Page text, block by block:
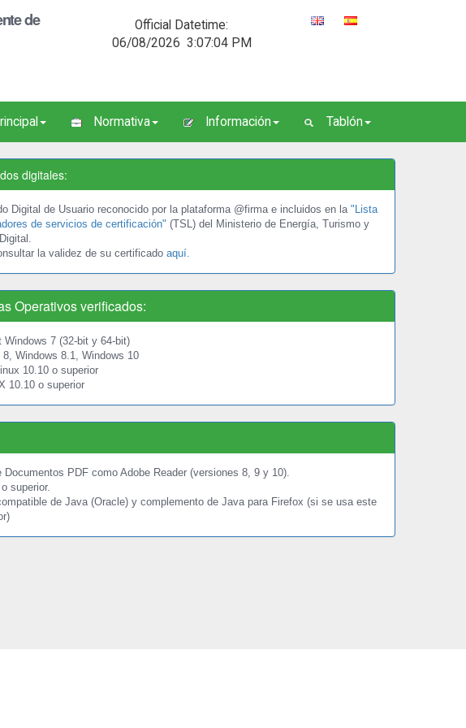
de
Official Datetime:
06/08/2026 3:07:04 PM
Normativa Información Tablón
digitales:
Digital de Usuario reconocido por la plataforma @firma e incluidos en la "Lista
de servicios de certificación" (TSL) del Ministerio de Energía, Turismo y
la validez de su certificado aquí.
Operativos verificados:
Windows 7 (32-bit y 64-bit)
8, Windows 8.1, Windows 10
10.10 o superior
10.10 o superior
Documentos PDF como Adobe Reader (versiones 8, 9 y 10).
superior.
de Java (Oracle) y complemento de Java para Firefox (si se usa este